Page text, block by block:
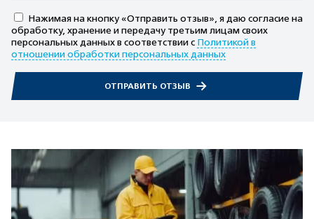
Нажимая на кнопку «Отправить отзыв», я даю согласие на
обработку, хранение и передачу третьим лицам своих
персональных данных в соответствии с Политикой в
отношении обработки персональных данных
ОТПРАВИТЬ ОТЗЫВ